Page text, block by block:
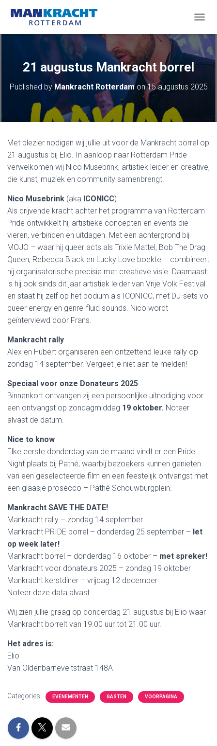
O
G
G
A
N
21 augustus Mankracht borrel
Published byMankracht Rotterdamon15 augustus 2025
Met plezier nodigen wij jullie uit voor de Mankracht borrel op
21 augustus bij Elio. In aanloop naar Rotterdam Pride
verwelkomen wij Nico Musebrink, artistiek leider en creative,
die kunst, muziek en community samenbrengt.
Nico Musebrink (aka ICONICC)
Als drijvende kracht achter het programma van Rotterdam
Pride ontwikkelt hij artistieke concepten en events die
vieren, verbinden en uitdagen. Met een achtergrond bij
MOJO – waar hij queer acts als Trixie Mattel, Bob The Drag
Queen, Rebecca Black en Lucky Love boekte – combineert
hij organisatorische precisie met creatieve visie. Daarnaast
is hij ook sinds dit jaar artistiek leider van Vrije Volk Festival
en staat hij zelf op het podium als ICONICC, met DJ-sets vol
queer energy en genre-fluid sounds. Nico wordt
geïnterviewd door Frans.
Mankracht rally
Alex en Hubert organiseren een ontzettend leuke rally op
zondag 14 september. Vergeet je niet aan te melden!
Speciaal voor onze Donateurs 2025
Binnenkort ontvangen zij een persoonlijke uitnodiging voor
een ontvangst op zondagmiddag 19 oktober. Noteer
alvast de datum.
Nice to know
Elke eerste donderdag van de maand vindt er een Pride
Night plaats bij Pathé, waarbij bezoekers kunnen genieten
van een geselecteerde film en een feestelijk ontvangst met
een glaasje prosecco – Pathé Schouwburgplein.
Mankracht SAVE THE DATE!
Mankracht rally – zondag 14 september
Mankracht PRIDE borrel – donderdag 25 september – let
op week later!
Mankracht borrel – donderdag 16 oktober – met spreker!
Mankracht voor donateurs 2025 – zondag 19 oktober
Mankracht kerstdiner – vrijdag 12 december
Noteer deze data alvast.
Wij zien jullie graag op donderdag 21 augustus bij Elio waar
Mankracht borrelt van 19.00 uur tot 21.00 uur.
Het adres is:
Elio
Van Oldenbarneveltstraat 148A
Categories: EVENEMENTEN GASTEN VOORPAGINA